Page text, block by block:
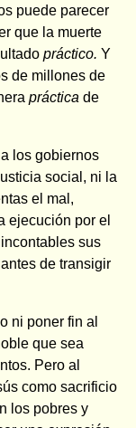
puede parecer
que la muerte
práctico. Y
de millones de
práctica de
los gobiernos
social, ni la
el mal,
ejecución por el
sus
de transigir
ni poner fin al
que sea
Pero al
como sacrificio
los pobres y